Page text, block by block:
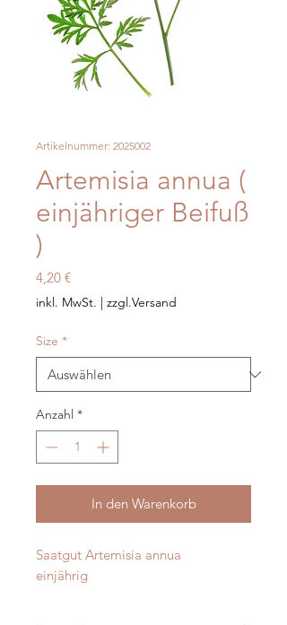
Artikelnummer: 2025002
Artemisia annua (
einjähriger Beifuß
)
4,20 €Preis
inkl. MwSt. | zzgl.Versand
Size *
Anzahl *
In den Warenkorb
Saatgut Artemisia annua
einjährig